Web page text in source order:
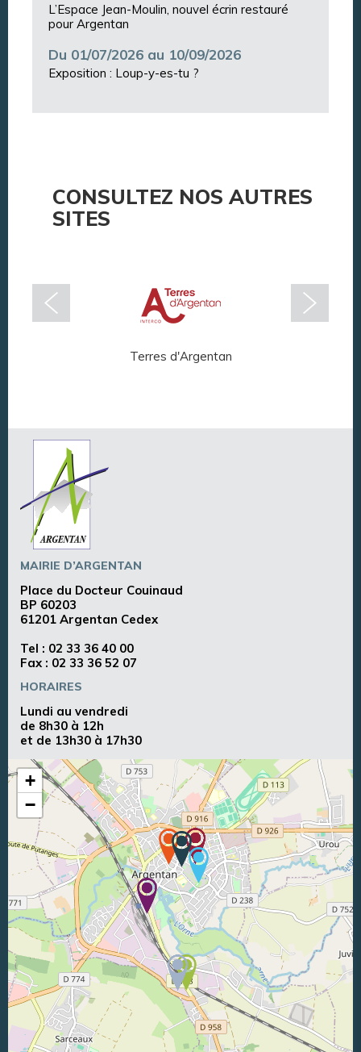
L’Espace Jean-Moulin, nouvel écrin restauré
pour Argentan
Du 01/07/2026 au 10/09/2026
Exposition : Loup-y-es-tu ?
CONSULTEZ NOS AUTRES
SITES
Terres d'Argentan
MAIRIE D’ARGENTAN
Place du Docteur Couinaud
BP 60203
61201 Argentan Cedex
Tel : 02 33 36 40 00
Fax : 02 33 36 52 07
HORAIRES
Lundi au vendredi
de 8h30 à 12h
et de 13h30 à 17h30
+
−